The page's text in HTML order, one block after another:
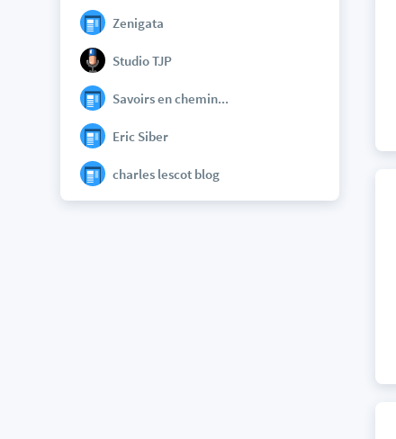
Zenigata
Studio TJP
Savoirs en chemin...
Eric Siber
charles lescot blog